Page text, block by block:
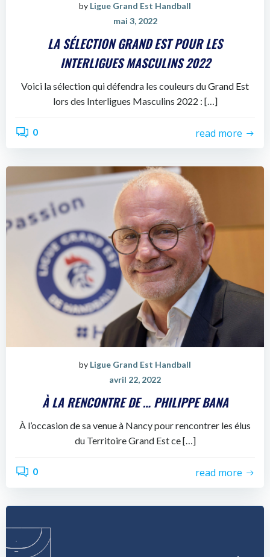
by Ligue Grand Est Handball
mai 3, 2022
LA SÉLECTION GRAND EST POUR LES
INTERLIGUES MASCULINS 2022
Voici la sélection qui défendra les couleurs du Grand Est
lors des Interligues Masculins 2022 : […]
0 read more
by Ligue Grand Est Handball
avril 22, 2022
À LA RENCONTRE DE … PHILIPPE BANA
À l’occasion de sa venue à Nancy pour rencontrer les élus
du Territoire Grand Est ce […]
0 read more